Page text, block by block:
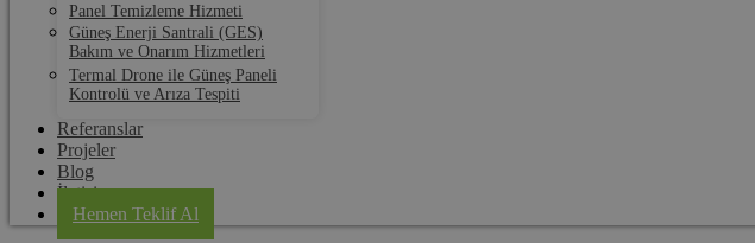
Panel Temizleme Hizmeti
Güneş Enerji Santrali (GES)
Bakım ve Onarım Hizmetleri
Termal Drone ile Güneş Paneli
Kontrolü ve Arıza Tespiti
Referanslar
Projeler
Blog
İletişim
Hemen Teklif Al